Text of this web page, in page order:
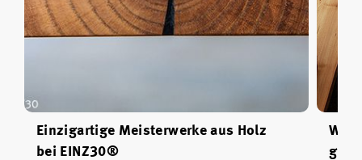
Einzigartige Meisterwerke aus Holz
bei EINZ30®
Wird